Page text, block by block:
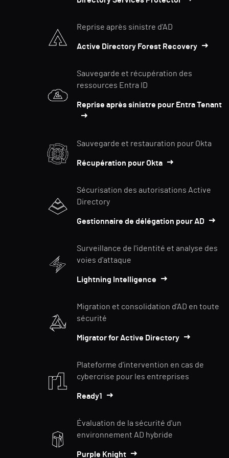
Reprise après sinistre d'AD
Active Directory Forest Recovery
Sauvegarde et récupération des
ressources Entra ID
Reprise après sinistre pour Entra Tenant
Sauvegarde et restauration pour Okta
Récupération pour Okta
Sécurisation des autorisations Active
Directory
Gestionnaire de délégation pour AD
Surveillance de l'identité et analyse des
voies d'attaque
Lightning Intelligence
Migration et consolidation d'AD en toute
sécurité
Migrator for Active Directory
Plateforme d'intervention en cas de
cybercrise pour les entreprises
Ready1
Évaluation de la sécurité d'un
environnement AD hybride
Purple Knight